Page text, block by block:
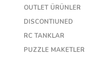
OUTLET ÜRÜNLER
DISCONTIUNED
RC TANKLAR
PUZZLE MAKETLER